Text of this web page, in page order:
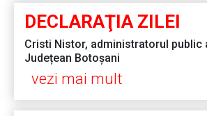
DECLARAŢIA ZILEI
Cristi Nistor, administratorul public
Județean Botoșani
vezi mai mult